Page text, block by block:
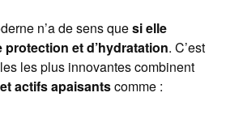
n’a de sens quesi elle
protection et d’hydratation. C’est
les plus innovantes combinent
actifs apaisantscomme :